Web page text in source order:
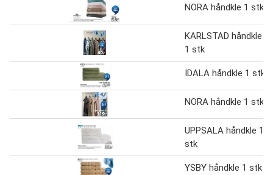
NORA håndkle 1 stk
KARLSTAD håndkle
1 stk
IDALA håndkle 1 stk
NORA håndkle 1 stk
UPPSALA håndkle 1
stk
YSBY håndkle 1 stk